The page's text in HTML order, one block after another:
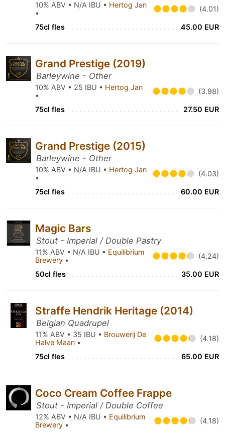
10% ABV • N/A IBU • Hertog Jan
•
(4.01)
75cl fles 45.00 EUR
Grand Prestige (2019)
Barleywine - Other
10% ABV • 25 IBU • Hertog Jan
•
(3.98)
75cl fles 27.50 EUR
Grand Prestige (2015)
Barleywine - Other
10% ABV • N/A IBU • Hertog Jan
•
(4.03)
75cl fles 60.00 EUR
Magic Bars
Stout - Imperial / Double Pastry
11% ABV • N/A IBU • Equilibrium
Brewery • (4.24)
50cl fles 35.00 EUR
Straffe Hendrik Heritage (2014)
Belgian Quadrupel
11% ABV • 35 IBU • Brouwerij De
Halve Maan • (4.18)
75cl fles 65.00 EUR
Coco Cream Coffee Frappe
Stout - Imperial / Double Coffee
12% ABV • N/A IBU • Equilibrium
Brewery • (4.18)